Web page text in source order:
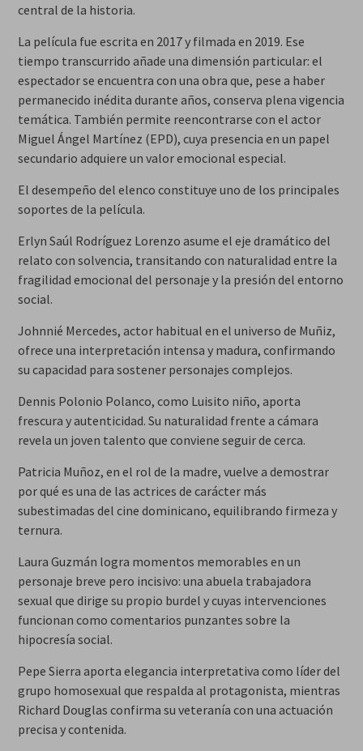
central de la historia.
La película fue escrita en 2017 y filmada en 2019. Ese
tiempo transcurrido añade una dimensión particular: el
espectador se encuentra con una obra que, pese a haber
permanecido inédita durante años, conserva plena vigencia
temática. También permite reencontrarse con el actor
Miguel Ángel Martínez (EPD), cuya presencia en un papel
secundario adquiere un valor emocional especial.
El desempeño del elenco constituye uno de los principales
soportes de la película.
Erlyn Saúl Rodríguez Lorenzo asume el eje dramático del
relato con solvencia, transitando con naturalidad entre la
fragilidad emocional del personaje y la presión del entorno
social.
Johnnié Mercedes, actor habitual en el universo de Muñiz,
ofrece una interpretación intensa y madura, confirmando
su capacidad para sostener personajes complejos.
Dennis Polonio Polanco, como Luisito niño, aporta
frescura y autenticidad. Su naturalidad frente a cámara
revela un joven talento que conviene seguir de cerca.
Patricia Muñoz, en el rol de la madre, vuelve a demostrar
por qué es una de las actrices de carácter más
subestimadas del cine dominicano, equilibrando firmeza y
ternura.
Laura Guzmán logra momentos memorables en un
personaje breve pero incisivo: una abuela trabajadora
sexual que dirige su propio burdel y cuyas intervenciones
funcionan como comentarios punzantes sobre la
hipocresía social.
Pepe Sierra aporta elegancia interpretativa como líder del
grupo homosexual que respalda al protagonista, mientras
Richard Douglas confirma su veteranía con una actuación
precisa y contenida.